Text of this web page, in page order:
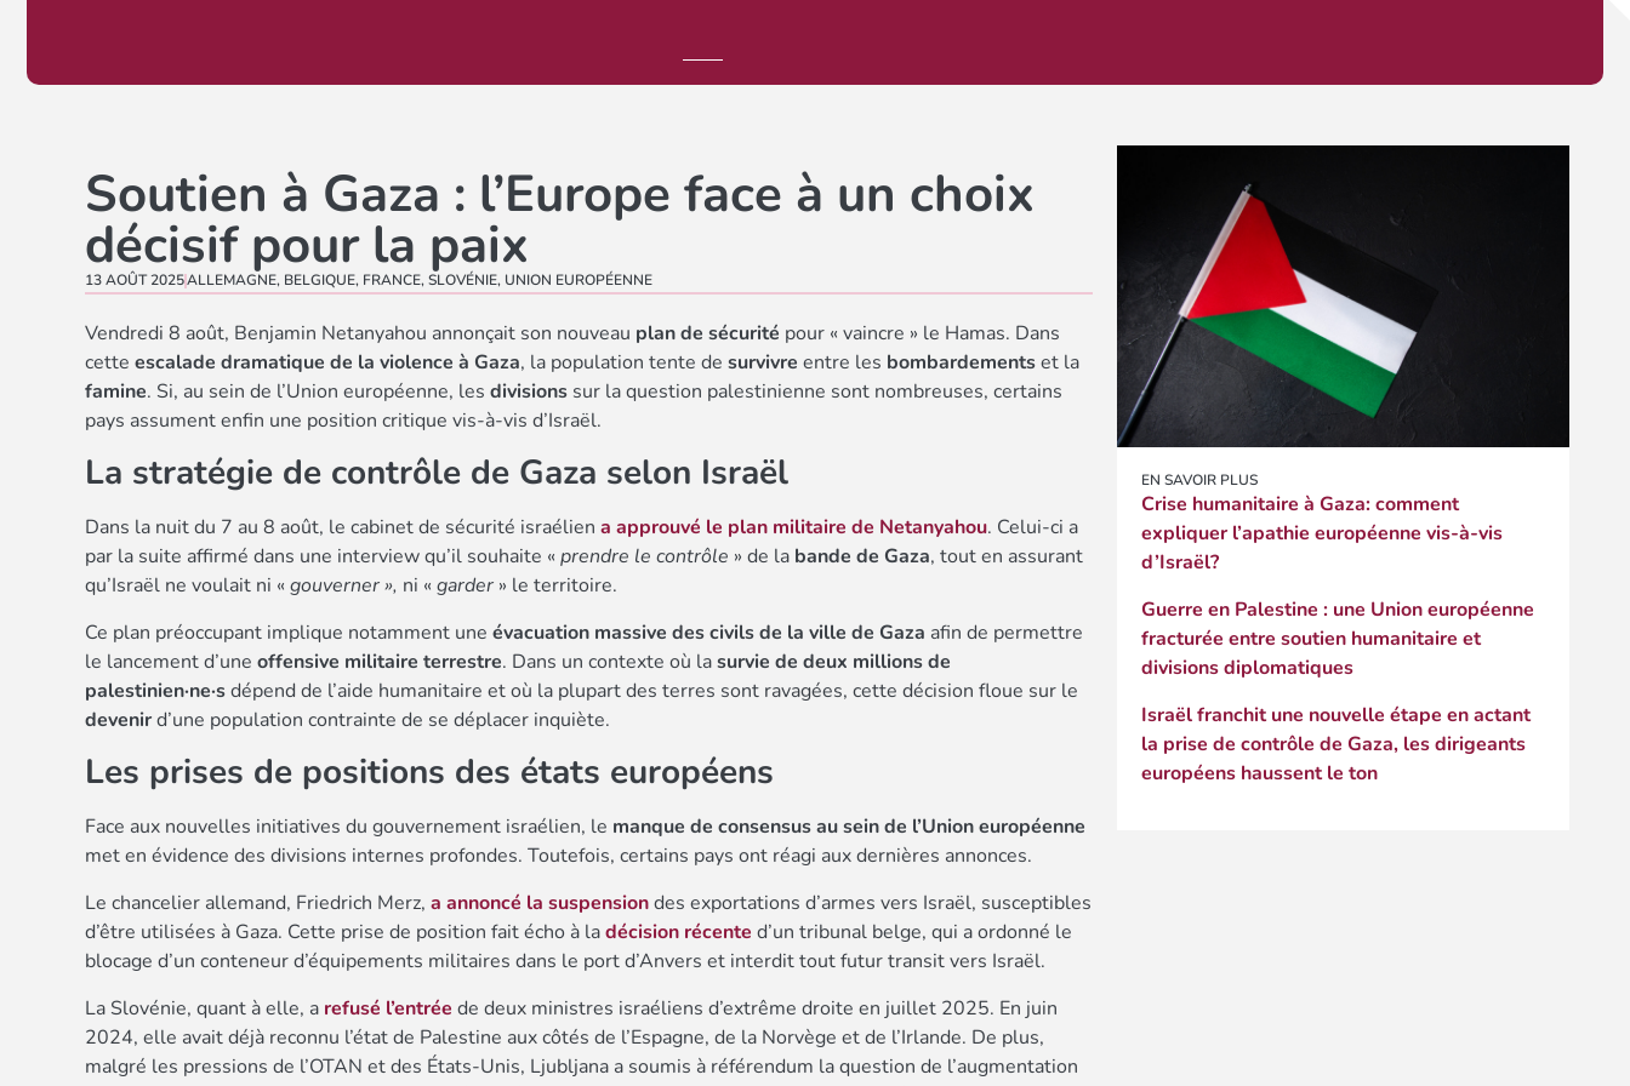
Soutien à Gaza : l’Europe face à un choix
décisif pour la paix
13 AOÛT 2025ALLEMAGNE, BELGIQUE, FRANCE,SLOVÉNIE, UNION EUROPÉENNE
Vendredi 8 août, Benjamin Netanyahou annonçait son nouveau plan de sécurité pour « vaincre » le Hamas. Dans
cette escalade dramatique de la violence à Gaza, la population tente de survivre entre les bombardementset la
famine. Si, au sein de l’Union européenne, les divisions sur la question palestinienne sont nombreuses, certains
pays assument enfin une position critique vis-à-vis d’Israël.
La stratégie de contrôle de Gaza selon Israël
Dans la nuit du 7 au 8 août, le cabinet de sécurité israélien a approuvé le plan militaire de Netanyahou. Celui-ci a
par la suite affirmé dans une interview qu’il souhaite « prendre le contrôle » de la bande de Gaza, tout en assurant
qu’Israël ne voulait ni « gouverner », ni « garder » le territoire.
Ce plan préoccupant implique notamment une évacuation massive des civils de la ville de Gaza afin de permettre
le lancement d’une offensive militaire terrestre. Dans un contexte où lasurvie de deux millions de
palestinien·ne·sdépend de l’aide humanitaire et où la plupart des terres sont ravagées, cette décision floue sur le
devenird’une population contrainte de se déplacer inquiète.
Les prises de positions des états européens
Face aux nouvelles initiatives du gouvernement israélien, le manque de consensus au sein de l’Union européenne
met en évidence des divisions internes profondes. Toutefois, certains pays ont réagi aux dernières annonces.
Le chancelier allemand, Friedrich Merz, a annoncé la suspensiondes exportations d’armes vers Israël, susceptibles
d’être utilisées à Gaza. Cette prise de position fait écho à ladécision récente d’un tribunal belge, qui a ordonné le
blocage d’un conteneur d’équipements militaires dans le port d’Anvers et interdit tout futur transit vers Israël.
La Slovénie, quant à elle, a refusé l’entrée de deux ministres israéliens d’extrême droite en juillet 2025. En juin
2024, elle avait déjà reconnu l’état de Palestine aux côtés de l’Espagne, de la Norvège et de l’Irlande. De plus,
malgré les pressions de l’OTAN et des États-Unis, Ljubljana a soumis à référendum la question de l’augmentation
EN SAVOIR PLUS
Crise humanitaire à Gaza: comment
expliquer l’apathie européenne vis-à-vis
d’Israël?
Guerre en Palestine : une Union européenne
fracturée entre soutien humanitaire et
divisions diplomatiques
Israël franchit une nouvelle étape en actant
la prise de contrôle de Gaza, les dirigeants
européens haussent le ton